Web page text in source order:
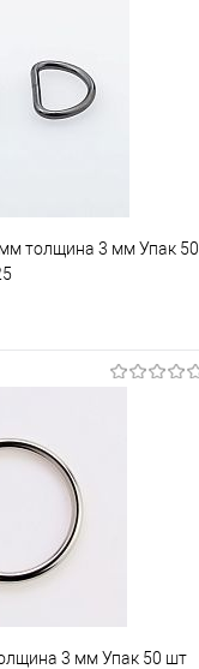
Под заказ
толщина 3 мм Упак 50
Под заказ
3 мм Упак 50 шт